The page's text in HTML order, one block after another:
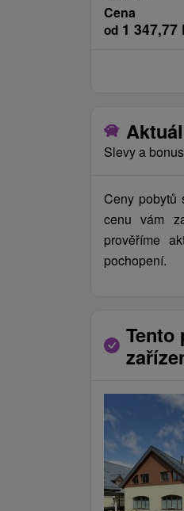
Cena
od 1 347,77
Slevy a
Ceny pobytů
cenu vám
prověříme
pochopení.
Tento